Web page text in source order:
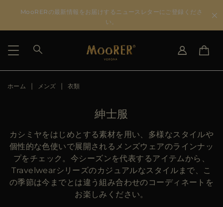
MooRERの最新情報をお届けするニュースレターにご登録くださ
い。
国を選択
US
JP
AU
DK
FR
ホーム メンズ 衣類
紳士服
カシミヤをはじめとする素材を用い、多様なスタイルや
個性的な色使いで展開されるメンズウェアのラインナッ
プをチェック。今シーズンを代表するアイテムから、
Travelwearシリーズのカジュアルなスタイルまで、こ
の季節は今までとは違う組み合わせのコーディネートを
お楽しみください。